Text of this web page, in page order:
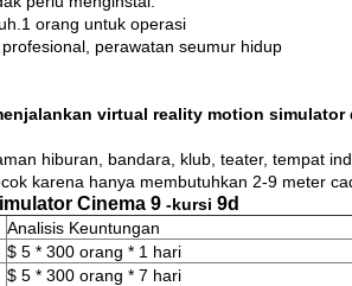
orang untuk operasi
perawatan seumur hidup
virtual reality motion
hiburan, bandara, klub, teater, tempat
karena hanya membutuhkan 2-9 meter
Cinema 9 -kursi 9d
Analisis Keuntungan
$ 5 * 300 orang * 1 hari
$ 5 * 300 orang * 7 hari